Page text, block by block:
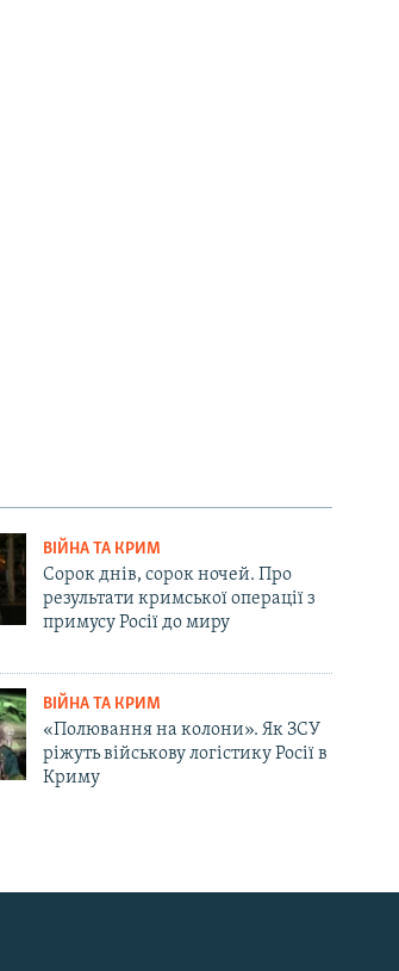
ВІЙНА ТА КРИМ
Сорок днів, сорок ночей. Про
результати кримської операції з
примусу Росії до миру
ВІЙНА ТА КРИМ
«Полювання на колони». Як ЗСУ
ріжуть військову логістику Росії в
Криму